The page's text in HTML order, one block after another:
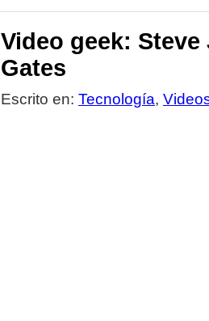
Video geek:
Gates
Escrito en: Tecnología,